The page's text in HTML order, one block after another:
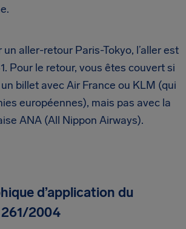
aller-retour Paris-Tokyo, l’aller est
Pour le retour, vous êtes couvert si
billet avec Air France ou KLM (qui
européennes), mais pas avec la
ANA (All Nippon Airways).
d’application du
2004